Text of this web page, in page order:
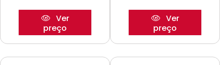
Ver
preço
Ver
preço